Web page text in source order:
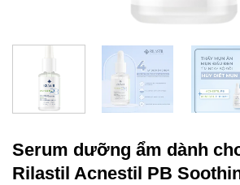
Serum dưỡng ẩm dành
Rilastil Acnestil PB